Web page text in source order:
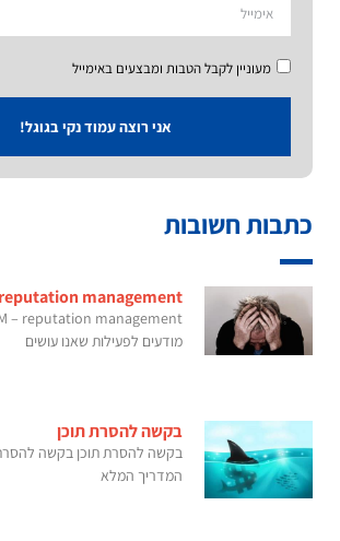
מעוניין לקבל הטבות ומבצעים באימייל
אני רוצה עמוד נקי בגוגל!
כתבות חשובות
management
מודעים לפעילות שאנו עושים
בקשה להסרת תוכן
בקשה להסרת תוכן בקשה להסרת
המדריך המלא